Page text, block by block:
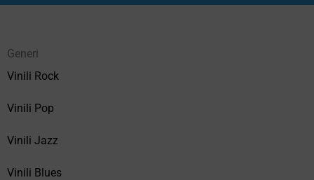
Generi
Vinili Rock
Vinili Pop
Vinili Jazz
Vinili Blues